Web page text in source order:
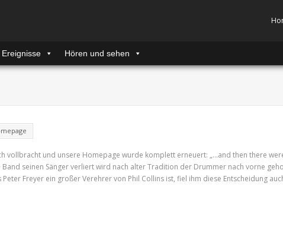
Hören und sehen
vollbracht und unsere Homepage wurde komplett erneuert: „…and then there
Band seinen Sänger verliert wird nach alter Tradition der Drummer nach vorne
Freyer ein großer Verehrer von Phil Collins ist, fiel ihm diese Entscheidung